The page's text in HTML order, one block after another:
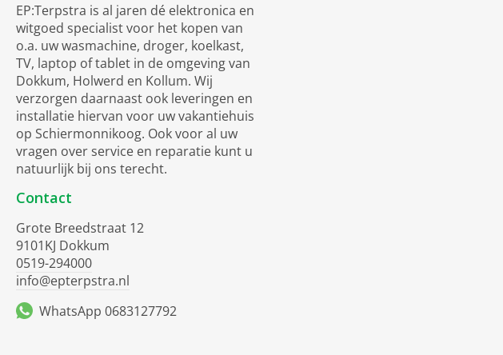
EP:Terpstra is al jaren dé elektronica en
witgoed specialist voor het kopen van
o.a. uw wasmachine, droger, koelkast,
TV, laptop of tablet in de omgeving van
Dokkum, Holwerd en Kollum. Wij
verzorgen daarnaast ook leveringen en
installatie hiervan voor uw vakantiehuis
op Schiermonnikoog. Ook voor al uw
vragen over service en reparatie kunt u
natuurlijk bij ons terecht.
Contact
Grote Breedstraat 12
9101KJ Dokkum
0519-294000
info@epterpstra.nl
WhatsApp 0683127792